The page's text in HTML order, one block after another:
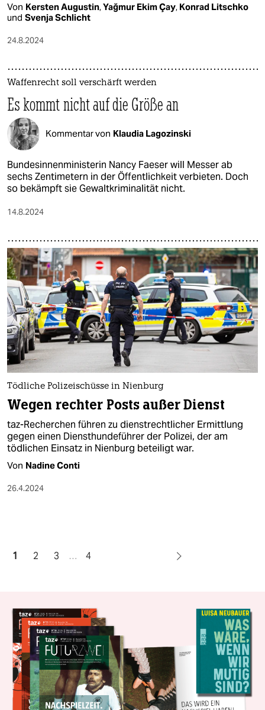
Von Kersten Augustin,Yağmur Ekim Çay, Konrad Litschko
und Svenja Schlicht
24.8.2024
Waffenrecht soll verschärft werden
Es kommt nicht auf die Größe an
Kommentar von Klaudia Lagozinski
Bundesinnenministerin Nancy Faeser will Messer ab
sechs Zentimetern in der Öffentlichkeit verbieten. Doch
so bekämpft sie Gewaltkriminalität nicht.
14.8.2024
Tödliche Polizeischüsse in Nienburg
Wegen rechter Posts außer Dienst
taz-Recherchen führen zu dienstrechtlicher Ermittlung
gegen einen Diensthundeführer der Polizei, der am
tödlichen Einsatz in Nienburg beteiligt war.
Von Nadine Conti
26.4.2024
1 2 3 … 4